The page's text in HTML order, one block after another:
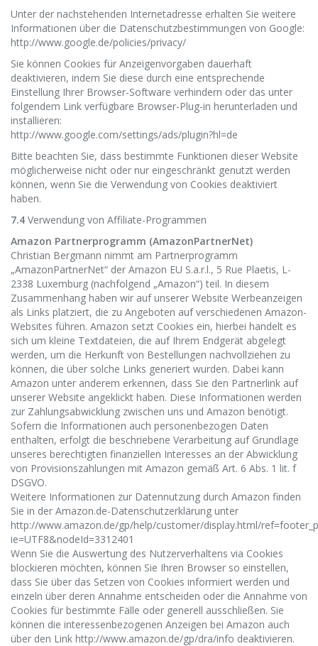
Unter der nachstehenden Internetadresse erhalten Sie weitere
Informationen über die Datenschutzbestimmungen von Google:
http://www.google.de/policies/privacy/
Sie können Cookies für Anzeigenvorgaben dauerhaft
deaktivieren, indem Sie diese durch eine entsprechende
Einstellung Ihrer Browser-Software verhindern oder das unter
folgendem Link verfügbare Browser-Plug-in herunterladen und
installieren:
http://www.google.com/settings/ads/plugin?hl=de
Bitte beachten Sie, dass bestimmte Funktionen dieser Website
möglicherweise nicht oder nur eingeschränkt genutzt werden
können, wenn Sie die Verwendung von Cookies deaktiviert
haben.
7.4 Verwendung von Affiliate-Programmen
Amazon Partnerprogramm (AmazonPartnerNet)
Christian Bergmann nimmt am Partnerprogramm
„AmazonPartnerNet“ der Amazon EU S.a.r.l., 5 Rue Plaetis, L-
2338 Luxemburg (nachfolgend „Amazon“) teil. In diesem
Zusammenhang haben wir auf unserer Website Werbeanzeigen
als Links platziert, die zu Angeboten auf verschiedenen Amazon-
Websites führen. Amazon setzt Cookies ein, hierbei handelt es
sich um kleine Textdateien, die auf Ihrem Endgerät abgelegt
werden, um die Herkunft von Bestellungen nachvollziehen zu
können, die über solche Links generiert wurden. Dabei kann
Amazon unter anderem erkennen, dass Sie den Partnerlink auf
unserer Website angeklickt haben. Diese Informationen werden
zur Zahlungsabwicklung zwischen uns und Amazon benötigt.
Sofern die Informationen auch personenbezogen Daten
enthalten, erfolgt die beschriebene Verarbeitung auf Grundlage
unseres berechtigten finanziellen Interesses an der Abwicklung
von Provisionszahlungen mit Amazon gemäß Art. 6 Abs. 1 lit. f
DSGVO.
Weitere Informationen zur Datennutzung durch Amazon finden
Sie in der Amazon.de-Datenschutzerklärung unter
http://www.amazon.de/gp/help/customer/display.html/
ie=UTF8&nodeId=3312401
Wenn Sie die Auswertung des Nutzerverhaltens via Cookies
blockieren möchten, können Sie Ihren Browser so einstellen,
dass Sie über das Setzen von Cookies informiert werden und
einzeln über deren Annahme entscheiden oder die Annahme von
Cookies für bestimmte Fälle oder generell ausschließen. Sie
können die interessenbezogenen Anzeigen bei Amazon auch
über den Link http://www.amazon.de/gp/dra/info deaktivieren.